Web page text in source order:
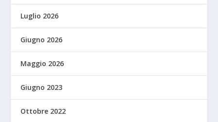
Luglio 2026
Giugno 2026
Maggio 2026
Giugno 2023
Ottobre 2022